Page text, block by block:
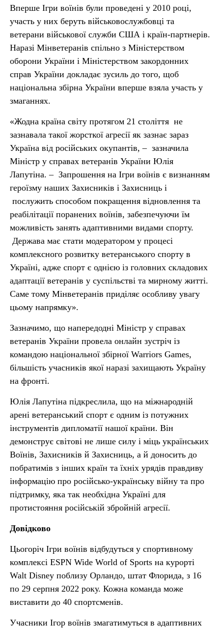
Вперше Ігри воїнів були проведені у 2010 році,
участь у них беруть військовослужбовці та
ветерани військової служби США і країн-партнерів.
Наразі Мінветеранів спільно з Міністерством
оборони України і Міністерством закордонних
справ України докладає зусиль до того, щоб
національна збірна України вперше взяла участь у
змаганнях.
«Жодна країна світу протягом 21 століття не
зазнавала такої жорсткої агресії як зазнає зараз
Україна від російських окупантів, – зазначила
Міністр у справах ветеранів України Юлія
Лапутіна. – Запрошення на Ігри воїнів є визнанням
героїзму наших Захисників і Захисниць і
послужить способом покращення відновлення та
реабілітації поранених воїнів, забезпечуючи їм
можливість занять адаптивними видами спорту.
Держава має стати модератором у процесі
комплексного розвитку ветеранського спорту в
Україні, адже спорт є однією із головних складових
адаптації ветеранів у суспільстві та мирному житті.
Саме тому Мінветеранів приділяє особливу увагу
цьому напрямку».
Зазначимо, що напередодні Міністр у справах
ветеранів України провела онлайн зустріч із
командою національної збірної Warriors Games,
більшість учасників якої наразі захищають Україну
на фронті.
Юлія Лапутіна підкреслила, що на міжнародній
арені ветеранський спорт є одним із потужних
інструментів дипломатії нашої країни. Він
демонструє світові не лише силу і міць українських
Воїнів, Захисників й Захисниць, а й доносить до
побратимів з інших країн та їхніх урядів правдиву
інформацію про російсько-українську війну та про
підтримку, яка так необхідна Україні для
протистояння російській збройній агресії.
Довідково
Цьогоріч Ігри воїнів відбудуться у спортивному
комплексі ESPN Wide World of Sports на курорті
Walt Disney поблизу Орландо, штат Флорида, з 16
по 29 серпня 2022 року. Кожна команда може
виставити до 40 спортсменів.
Учасники Ігор воїнів змагатимуться в адаптивних